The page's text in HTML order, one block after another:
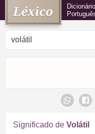
Significado de Volátil